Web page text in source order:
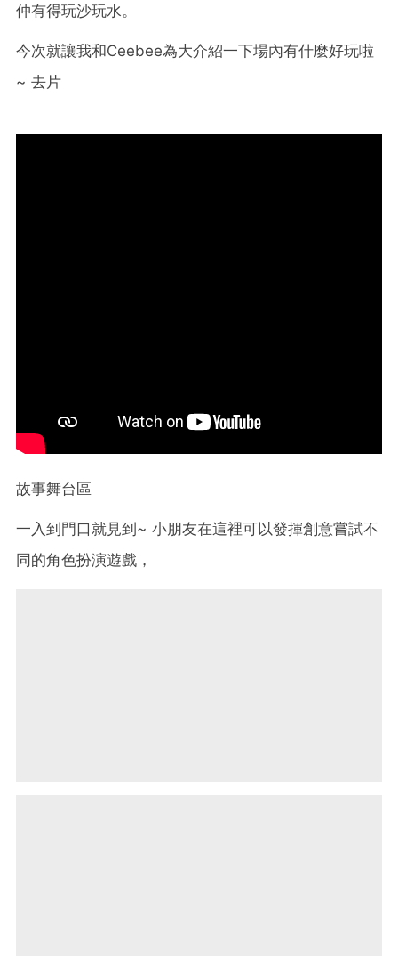
仲有得玩沙玩水。
今次就讓我和Ceebee為大介紹一下場內有什麼好玩啦
~ 去片
故事舞台區
一入到門口就見到~ 小朋友在這裡可以發揮創意嘗試不
同的角色扮演遊戲，